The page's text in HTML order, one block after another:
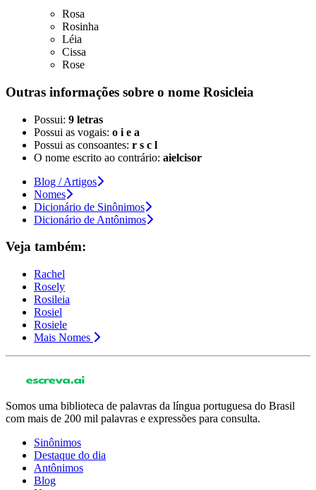
Rosa
Rosinha
Léia
Cissa
Rose
Outras informações sobre o nome Rosicleia
Possui: 9 letras
Possui as vogais: o i e a
Possui as consoantes: r s c l
O nome escrito ao contrário: aielcisor
Blog / Artigos
Nomes
Dicionário de Sinônimos
Dicionário de Antônimos
Veja também:
Rachel
Rosely
Rosileia
Rosiel
Rosiele
Mais Nomes
Somos uma biblioteca de palavras da língua portuguesa do Brasil
com mais de 200 mil palavras e expressões para consulta.
Sinônimos
Destaque do dia
Antônimos
Blog